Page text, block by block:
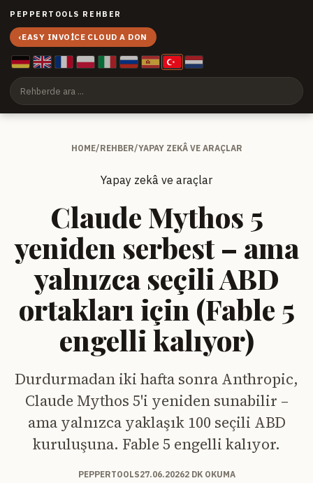
PEPPERTOOLS REHBER
‹EASY INVOICE CLOUD A DON
HOME/REHBER/YAPAY ZEKÂ VE ARAÇLAR
Yapay zekâ ve araçlar
Claude Mythos 5
yeniden serbest – ama
yalnızca seçili ABD
ortakları için (Fable 5
engelli kalıyor)
Durdurmadan iki hafta sonra Anthropic,
Claude Mythos 5'i yeniden sunabilir –
ama yalnızca yaklaşık 100 seçili ABD
kuruluşuna. Fable 5 engelli kalıyor.
PEPPERTOOLS27.06.20262 DK OKUMA